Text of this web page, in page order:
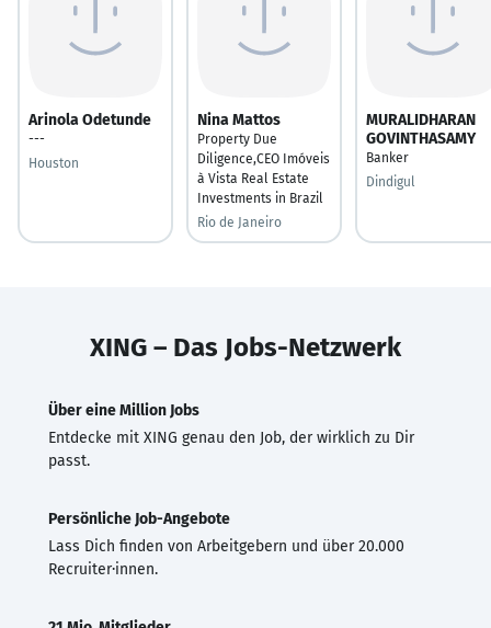
Arinola Odetunde
---
Houston
Nina Mattos
Property Due
Diligence,CEO Imóveis
à Vista Real Estate
Investments in Brazil
Rio de Janeiro
MURALIDHARAN
GOVINTHASAMY
Banker
Dindigul
XING – Das Jobs-Netzwerk
Über eine Million Jobs
Entdecke mit XING genau den Job, der wirklich zu Dir
passt.
Persönliche Job-Angebote
Lass Dich finden von Arbeitgebern und über 20.000
Recruiter·innen.